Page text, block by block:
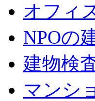
オフィ
NPOの
建物検
マンシ